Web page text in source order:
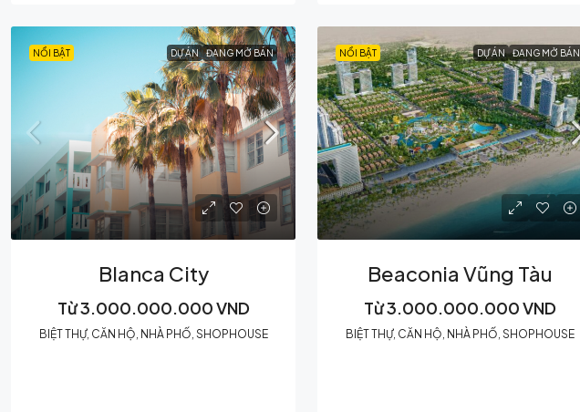
NỔI BẬT DỰ ÁN ĐANG MỞ BÁN
Blanca City
Từ3.000.000.000 VND
BIỆT THỰ, CĂN HỘ, NHÀ PHỐ, SHOPHOUSE
NỔI BẬT DỰ ÁN ĐANG MỞ BÁN
Beaconia Vũng Tàu
Từ3.000.000.000 VND
BIỆT THỰ, CĂN HỘ, NHÀ PHỐ, SHOPHOUSE